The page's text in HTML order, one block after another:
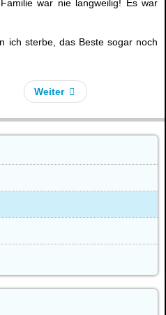
war nie langweilig! Es war
ich sterbe, das Beste sogar noch
Weiter